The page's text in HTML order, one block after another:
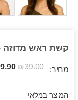
קשת ראש מדוזה
מחיר: ₪39.00
המוצר במלאי